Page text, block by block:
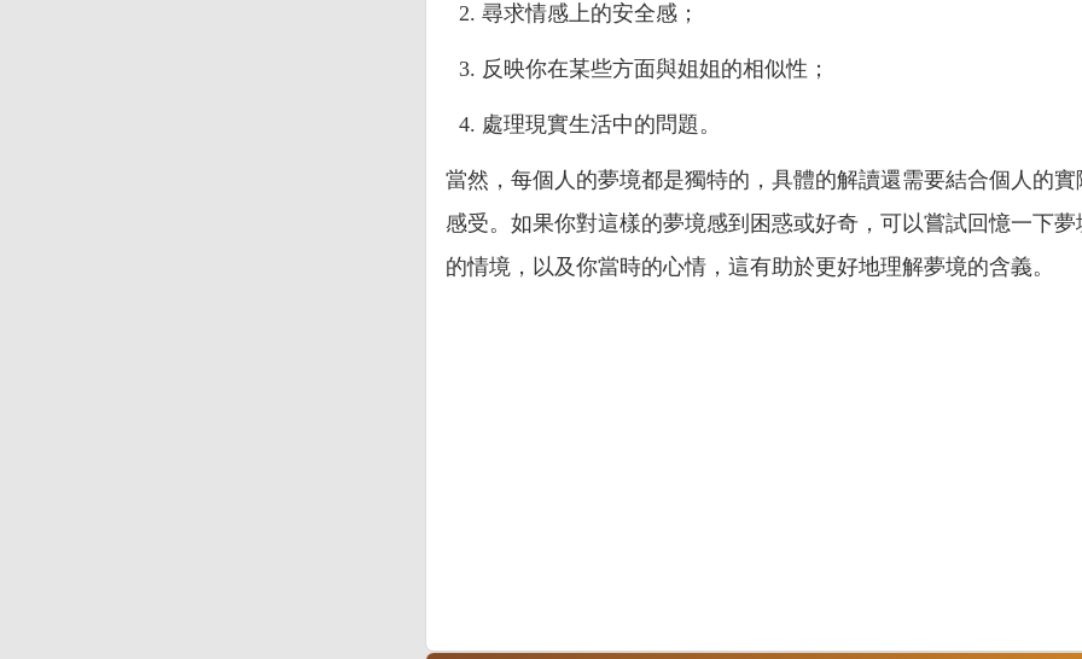
尋求情感上的安全感；
反映你在某些方面與姐姐的相似性；
處理現實生活中的問題。
當然，每個人的夢境都是獨特的，具體的解讀還需要結合個人的實
感受。如果你對這樣的夢境感到困惑或好奇，可以嘗試回憶一下夢
的情境，以及你當時的心情，這有助於更好地理解夢境的含義。